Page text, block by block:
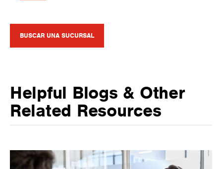
BUSCAR UNA SUCURSAL
Helpful Blogs & Other
Related Resources